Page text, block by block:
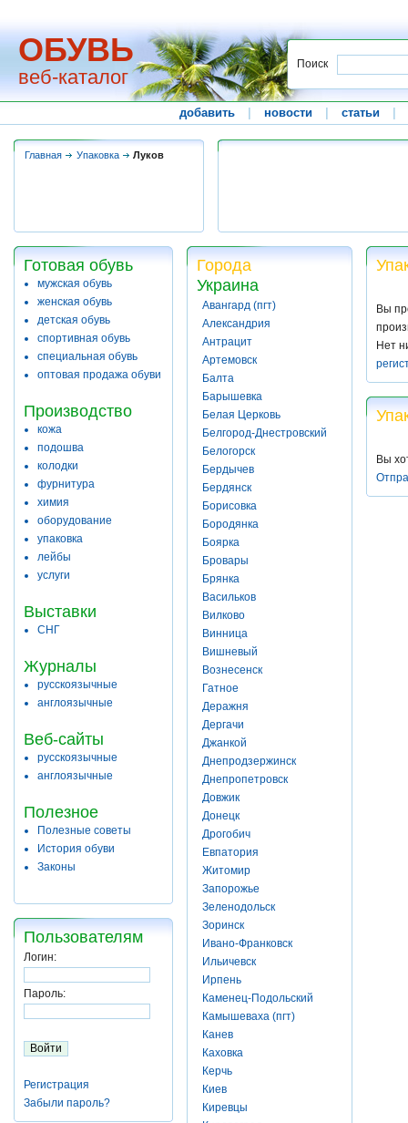
ОБУВЬ
веб-каталог
Поиск
добавить новости статьи
Главная Упаковка Луков
Готовая обувь
мужская обувь
женская обувь
детская обувь
спортивная обувь
специальная обувь
оптовая продажа обуви
Производство
кожа
подошва
колодки
фурнитура
химия
оборудование
упаковка
лейбы
услуги
Выставки
СНГ
Журналы
русскоязычные
англоязычные
Веб-сайты
русскоязычные
англоязычные
Полезное
Полезные советы
История обуви
Законы
Пользователям
Логин:
Пароль:
Регистрация
Забыли пароль?
Города
Украина
Авангард (пгт)
Александрия
Антрацит
Артемовск
Балта
Барышевка
Белая Церковь
Белгород-Днестровский
Белогорск
Бердычев
Бердянск
Борисовка
Бородянка
Боярка
Бровары
Брянка
Васильков
Вилково
Винница
Вишневый
Вознесенск
Гатное
Деражня
Дергачи
Джанкой
Днепродзержинск
Днепропетровск
Довжик
Донецк
Дрогобич
Евпатория
Житомир
Запорожье
Зеленодольск
Зоринск
Ивано-Франковск
Ильичевск
Ирпень
Каменец-Подольский
Камышеваха (пгт)
Канев
Каховка
Керчь
Киев
Киревцы
Вы
Нет
Вы